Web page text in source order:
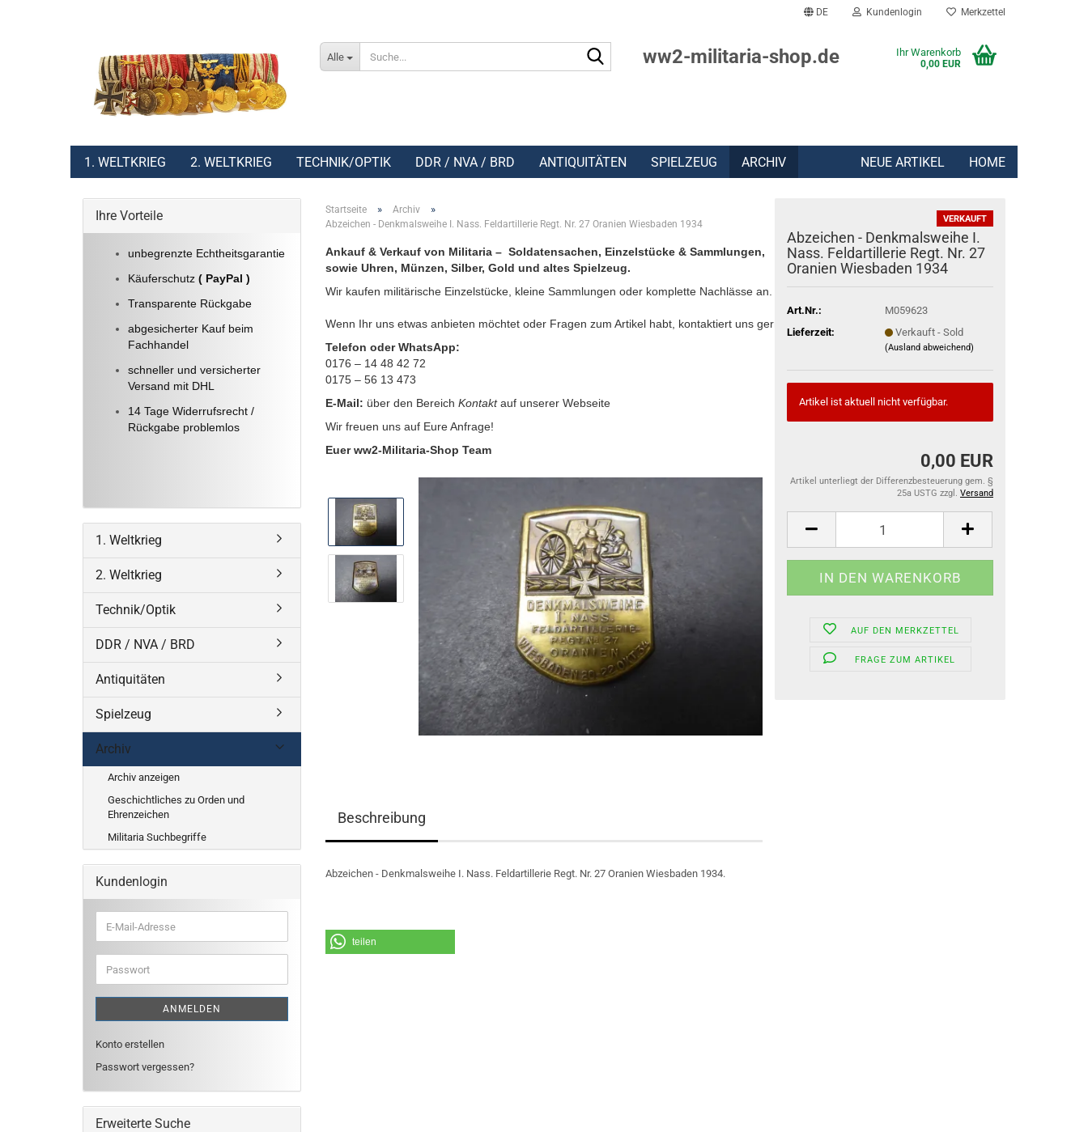
DE Kundenlogin Merkzettel
Alle ww2-militaria-shop.de Ihr Warenkorb
0,00 EUR
1. WELTKRIEG 2. WELTKRIEG TECHNIK/OPTIK DDR / NVA / BRD ANTIQUITÄTEN SPIELZEUG ARCHIV NEUE ARTIKEL HOME
Startseite » Archiv »
Abzeichen - Denkmalsweihe I. Nass. Feldartillerie Regt. Nr. 27 Oranien Wiesbaden 1934
Ankauf & Verkauf von Militaria – Soldatensachen, Einzelstücke & Sammlungen,
sowie Uhren, Münzen, Silber, Gold und altes Spielzeug.
Wir kaufen militärische Einzelstücke, kleine Sammlungen oder komplette Nachlässe an.
Wenn Ihr uns etwas anbieten möchtet oder Fragen zum Artikel habt, kontaktiert uns gern:
Telefon oder WhatsApp:
0176 – 14 48 42 72
0175 – 56 13 473
E-Mail: über den Bereich Kontakt auf unserer Webseite
Wir freuen uns auf Eure Anfrage!
Euer ww2-Militaria-Shop Team
VERKAUFT
Abzeichen - Denkmalsweihe I.
Nass. Feldartillerie Regt. Nr. 27
Oranien Wiesbaden 1934
Art.Nr.:
M059623
Lieferzeit:
Verkauft - Sold
(Ausland abweichend)
Artikel ist aktuell nicht verfügbar.
0,00 EUR
Artikel unterliegt der Differenzbesteuerung gem. §
25a USTG zzgl. Versand
AUF DEN MERKZETTEL
FRAGE ZUM ARTIKEL
Beschreibung
Abzeichen - Denkmalsweihe I. Nass. Feldartillerie Regt. Nr. 27 Oranien Wiesbaden 1934.
teilen
Ihre Vorteile
unbegrenzte Echtheitsgarantie
Käuferschutz ( PayPal )
Transparente Rückgabe
abgesicherter Kauf beim
Fachhandel
schneller und versicherter
Versand mit DHL
14 Tage Widerrufsrecht /
Rückgabe problemlos
1. Weltkrieg
2. Weltkrieg
Technik/Optik
DDR / NVA / BRD
Antiquitäten
Spielzeug
Archiv
Archiv anzeigen
Geschichtliches zu Orden und
Ehrenzeichen
Militaria Suchbegriffe
Kundenlogin
E-
Mail-
Adresse
Passwort
ANMELDEN
Konto erstellen
Passwort vergessen?
Erweiterte Suche